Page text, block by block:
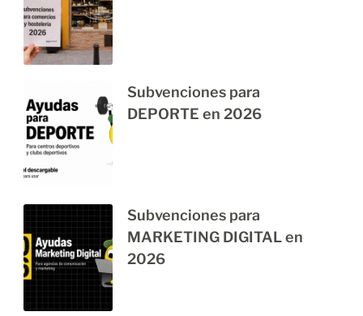
Subvenciones para
DEPORTE en 2026
Subvenciones para
MARKETING DIGITAL en
2026